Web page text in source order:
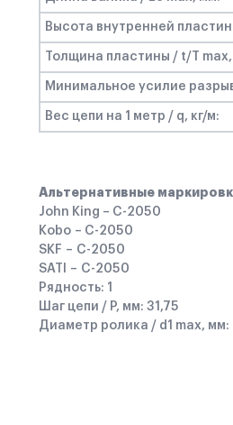
Высота внутренней
Толщина пластины / t/T
Минимальное усилие
Вес цепи на 1 метр / q, кг/м:
Альтернативные
John King – C-2050
Kobo – C-2050
SKF – C-2050
SATI – C-2050
Рядность: 1
Шаг цепи / P, мм: 31,75
Диаметр ролика / d1 max, мм: